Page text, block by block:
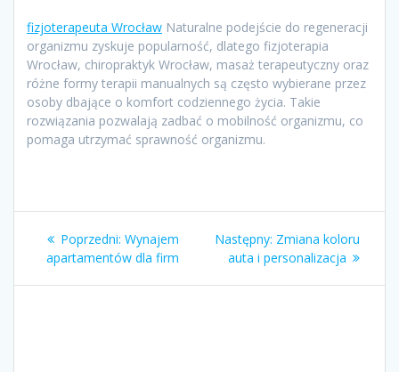
fizjoterapeuta Wrocław Naturalne podejście do regeneracji
organizmu zyskuje popularność, dlatego fizjoterapia
Wrocław, chiropraktyk Wrocław, masaż terapeutyczny oraz
różne formy terapii manualnych są często wybierane przez
osoby dbające o komfort codziennego życia. Takie
rozwiązania pozwalają zadbać o mobilność organizmu, co
pomaga utrzymać sprawność organizmu.
Nawigacja
wpisu
Poprzedni: Poprzedni
wpis:
Wynajem
apartamentów dla firm
Następny: Następny
wpis:
Zmiana koloru
auta i personalizacja